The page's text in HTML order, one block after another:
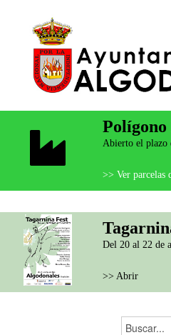
Abierto el plazo
>> Ver parcelas
Del 20 al 22 de
>> Abrir
Buscar...